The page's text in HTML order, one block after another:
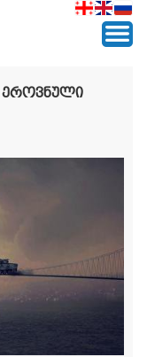
ეროვნული